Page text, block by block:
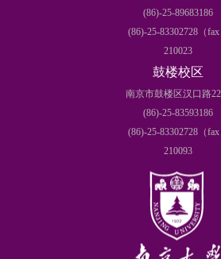
(86)-25-89683186
(86)-25-83302728（fax
210023
鼓楼校区
南京市鼓楼区汉口路
(86)-25-83593186
(86)-25-83302728（fax
210093